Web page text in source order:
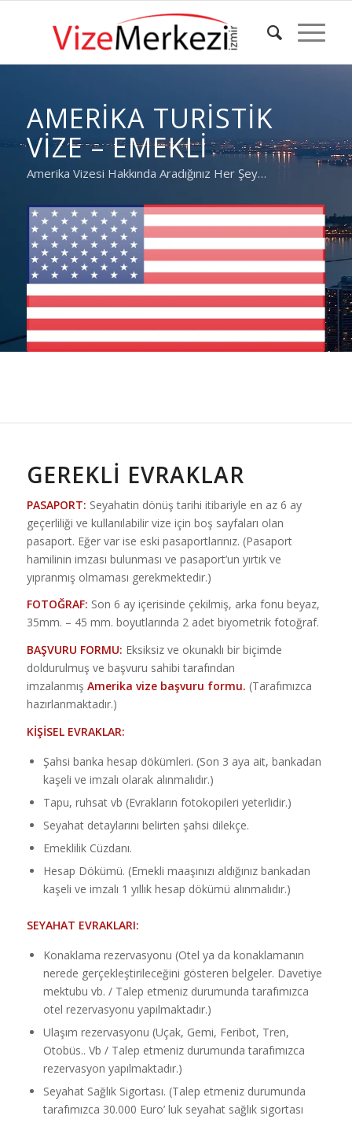
AMERIKA TURISTIK
VIZE – EMEKLI
Amerika Vizesi Hakkında Aradığınız Her Şey…
GEREKLI EVRAKLAR
PASAPORT: Seyahatin dönüş tarihi itibariyle en az 6 ay
geçerliliği ve kullanılabilir vize için boş sayfaları olan
pasaport. Eğer var ise eski pasaportlarınız. (Pasaport
hamilinin imzası bulunması ve pasaport’un yırtık ve
yıpranmış olmaması gerekmektedir.)
FOTOĞRAF: Son 6 ay içerisinde çekilmiş, arka fonu beyaz,
35mm. – 45 mm. boyutlarında 2 adet biyometrik fotoğraf.
BAŞVURU FORMU: Eksiksiz ve okunaklı bir biçimde
doldurulmuş ve başvuru sahibi tarafından
imzalanmış Amerika vize başvuru formu. (Tarafımızca
hazırlanmaktadır.)
KİŞİSEL EVRAKLAR:
Şahsi banka hesap dökümleri. (Son 3 aya ait, bankadan
kaşeli ve imzalı olarak alınmalıdır.)
Tapu, ruhsat vb (Evrakların fotokopileri yeterlidir.)
Seyahat detaylarını belirten şahsi dilekçe.
Emeklilik Cüzdanı.
Hesap Dökümü. (Emekli maaşınızı aldığınız bankadan
kaşeli ve imzalı 1 yıllık hesap dökümü alınmalıdır.)
SEYAHAT EVRAKLARI:
Konaklama rezervasyonu (Otel ya da konaklamanın
nerede gerçekleştirileceğini gösteren belgeler. Davetiye
mektubu vb. / Talep etmeniz durumunda tarafımızca
otel rezervasyonu yapılmaktadır.)
Ulaşım rezervasyonu (Uçak, Gemi, Feribot, Tren,
Otobüs.. Vb / Talep etmeniz durumunda tarafımızca
rezervasyon yapılmaktadır.)
Seyahat Sağlık Sigortası. (Talep etmeniz durumunda
tarafımızca 30.000 Euro’ luk seyahat sağlık sigortası